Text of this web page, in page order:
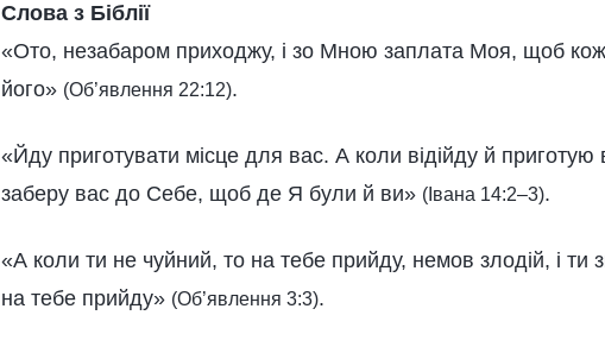
Слова з Біблії
«Ото, незабаром приходжу, і зо Мною заплата Моя, щоб
його» (Об’явлення 22:12).
«Йду приготувати місце для вас. А коли відійду й
заберу вас до Себе, щоб де Я були й ви» (Івана 14:2–3).
«А коли ти не чуйний, то на тебе прийду, немов злодій, і ти
на тебе прийду» (Об’явлення 3:3).